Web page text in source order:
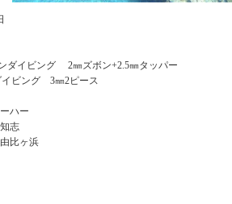
イビング 2㎜ズボン+2.5㎜タッパー
ビング 3㎜2ピース
ハー
志
比ヶ浜